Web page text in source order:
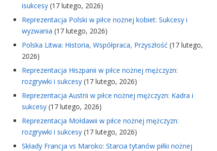
isukcesy (17 lutego, 2026)
Reprezentacja Polski w piłce nożnej kobiet: Sukcesy i
wyzwania (17 lutego, 2026)
Polska Litwa: Historia, Współpraca, Przyszłość (17 lutego,
2026)
Reprezentacja Hiszpanii w piłce nożnej mężczyzn:
rozgrywki i sukcesy (17 lutego, 2026)
Reprezentacja Austrii w piłce nożnej mężczyzn: Kadra i
sukcesy (17 lutego, 2026)
Reprezentacja Mołdawii w piłce nożnej mężczyzn:
rozgrywki i sukcesy (17 lutego, 2026)
Składy Francja vs Maroko: Starcia tytanów piłki nożnej